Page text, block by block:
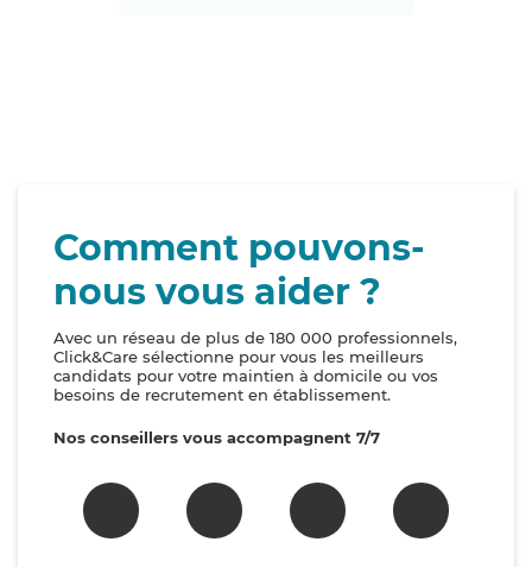
Comment pouvons-
nous vous aider ?
Avec un réseau de plus de 180 000 professionnels,
Click&Care sélectionne pour vous les meilleurs
candidats pour votre maintien à domicile ou vos
besoins de recrutement en établissement.
Nos conseillers vous accompagnent 7/7